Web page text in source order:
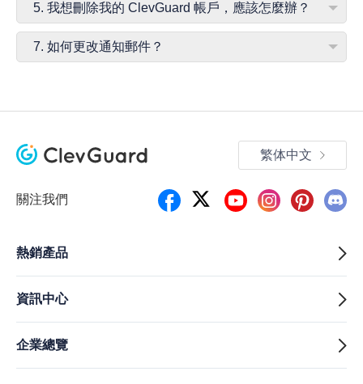
5. 我想刪除我的 ClevGuard 帳戶，應該怎麼辦？
7. 如何更改通知郵件？
關注我們
繁体中文
熱銷產品
資訊中心
企業總覽